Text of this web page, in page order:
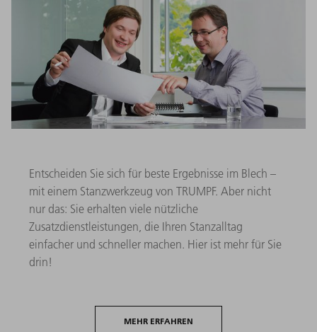
Entscheiden Sie sich für beste Ergebnisse im Blech –
mit einem Stanzwerkzeug von TRUMPF. Aber nicht
nur das: Sie erhalten viele nützliche
Zusatzdienstleistungen, die Ihren Stanzalltag
einfacher und schneller machen. Hier ist mehr für Sie
drin!
MEHR ERFAHREN